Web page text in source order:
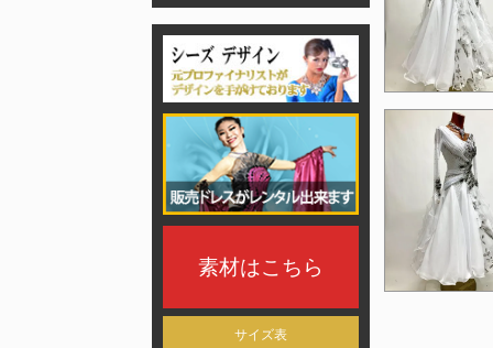
素材はこちら
サイズ表